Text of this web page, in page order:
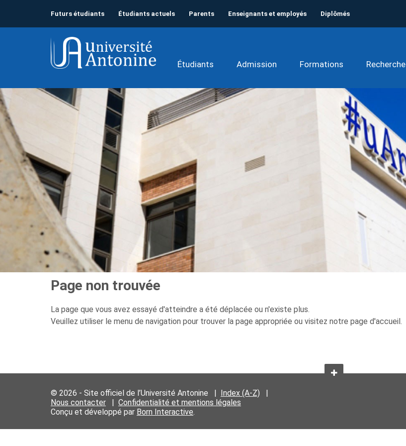
Futurs étudiants Étudiants actuels Parents Enseignants et employés Diplômés
Étudiants Admission Formations Recherche
Page non trouvée
La page que vous avez essayé d'atteindre a été déplacée ou n'existe plus.
Veuillez utiliser le menu de navigation pour trouver la page appropriée ou visitez notre page d'accueil.
© 2026 - Site officiel de l’Université Antonine | Index (A-Z) |
Nous contacter | Confidentialité et mentions légales
Conçu et développé par Born Interactive.